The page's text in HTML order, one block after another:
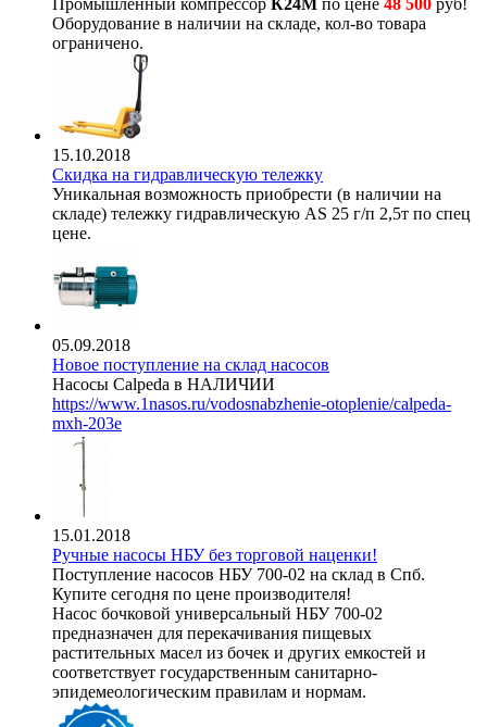
Промышленный компрессор К24М по цене 48 500 руб!
Оборудование в наличии на складе, кол-во товара
ограничено.
15.10.2018
Скидка на гидравлическую тележку
Уникальная возможность приобрести (в наличии на
складе) тележку гидравлическую AS 25 г/п 2,5т по спец
цене.
05.09.2018
Новое поступление на склад насосов
Насосы Calpeda в НАЛИЧИИ
https://www.1nasos.ru/vodosnabzhenie-otoplenie/calpeda-
mxh-203e
15.01.2018
Ручные насосы НБУ без торговой наценки!
Поступление насосов НБУ 700-02 на склад в Спб.
Купите сегодня по цене производителя!
Насос бочковой универсальный НБУ 700-02
предназначен для перекачивания пищевых
растительных масел из бочек и других емкостей и
соответствует государственным санитарно-
эпидемеологическим правилам и нормам.